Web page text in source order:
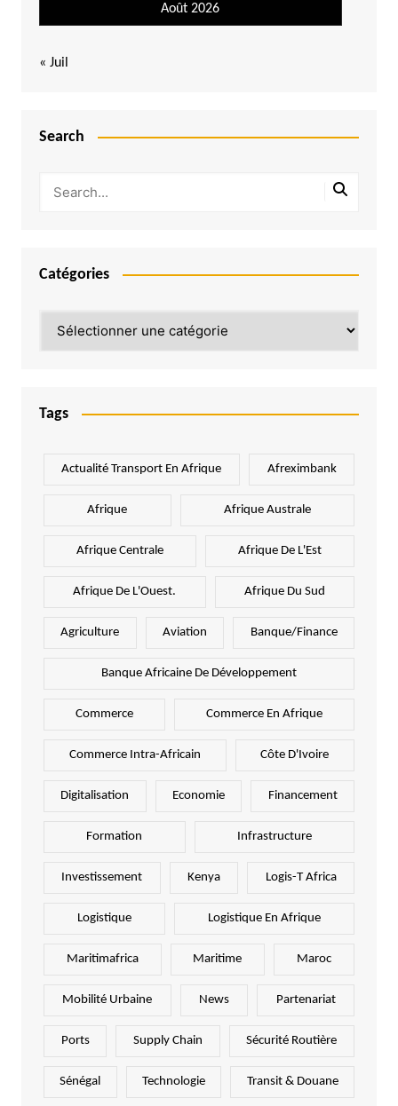
Août 2026
« Juil
Search
Catégories
Tags
Actualité Transport En Afrique Afreximbank
Afrique Afrique Australe
Afrique Centrale Afrique De L'Est
Afrique De L'Ouest. Afrique Du Sud
Agriculture Aviation Banque/Finance
Banque Africaine De Développement
Commerce Commerce En Afrique
Commerce Intra-Africain Côte D'Ivoire
Digitalisation Economie Financement
Formation Infrastructure
Investissement Kenya Logis-T Africa
Logistique Logistique En Afrique
Maritimafrica Maritime Maroc
Mobilité Urbaine News Partenariat
Ports Supply Chain Sécurité Routière
Sénégal Technologie Transit & Douane